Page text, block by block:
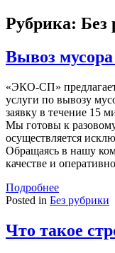
Рубрика: Без
Вывоз
«ЭКО-СП»
услуги по вывозу
заявку в течение 15
Мы готовы к
осуществляется
Обращаясь в нашу
качестве и
Подробнее
Posted in Без рубрики
Что такое